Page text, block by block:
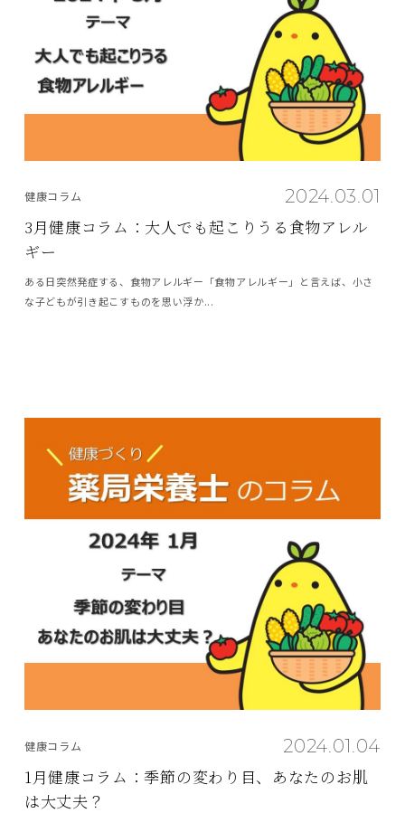
2024.03.01
健康コラム
3月健康コラム：大人でも起こりうる食物アレル
ギー
ある日突然発症する、食物アレルギー「食物アレルギー」と言えば、小さ
な子どもが引き起こすものを思い浮か...
2024.01.04
健康コラム
1月健康コラム：季節の変わり目、あなたのお肌
は大丈夫？